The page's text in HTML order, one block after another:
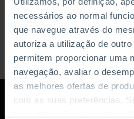
necessários ao normal
que navegue através do
autoriza a utilização de
permitem proporcionar uma
navegação, avaliar o
as melhores ofertas de
com as suas preferências.